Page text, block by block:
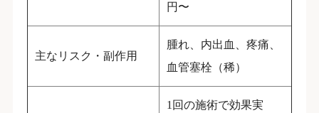
円〜
主なリスク・副作用
腫れ、内出血、疼痛、
血管塞栓（稀）
1回の施術で効果実